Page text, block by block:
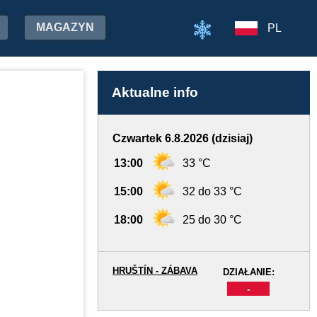
MAGAZYN PL
Aktualne info
Czwartek 6.8.2026 (dzisiaj)
13:00 33 °C
15:00 32 do 33 °C
18:00 25 do 30 °C
DZIAŁANIE:
-
HRUŠTÍN - ZÁBAVA